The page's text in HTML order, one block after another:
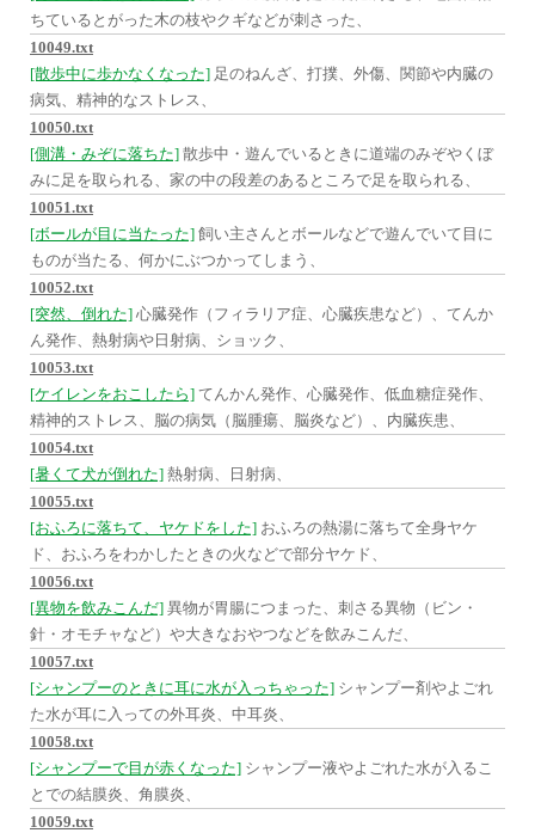
ちているとがった木の枝やクギなどが刺さった、
10049.txt
[散歩中に歩かなくなった] 足のねんざ、打撲、外傷、関節や内臓の
病気、精神的なストレス、
10050.txt
[側溝・みぞに落ちた] 散歩中・遊んでいるときに道端のみぞやくぼ
みに足を取られる、家の中の段差のあるところで足を取られる、
10051.txt
[ボールが目に当たった] 飼い主さんとボールなどで遊んでいて目に
ものが当たる、何かにぶつかってしまう、
10052.txt
[突然、倒れた] 心臓発作（フィラリア症、心臓疾患など）、てんか
ん発作、熱射病や日射病、ショック、
10053.txt
[ケイレンをおこしたら] てんかん発作、心臓発作、低血糖症発作、
精神的ストレス、脳の病気（脳腫瘍、脳炎など）、内臓疾患、
10054.txt
[暑くて犬が倒れた] 熱射病、日射病、
10055.txt
[おふろに落ちて、ヤケドをした] おふろの熱湯に落ちて全身ヤケ
ド、おふろをわかしたときの火などで部分ヤケド、
10056.txt
[異物を飲みこんだ] 異物が胃腸につまった、刺さる異物（ビン・
針・オモチャなど）や大きなおやつなどを飲みこんだ、
10057.txt
[シャンプーのときに耳に水が入っちゃった] シャンプー剤やよごれ
た水が耳に入っての外耳炎、中耳炎、
10058.txt
[シャンプーで目が赤くなった] シャンプー液やよごれた水が入るこ
とでの結膜炎、角膜炎、
10059.txt